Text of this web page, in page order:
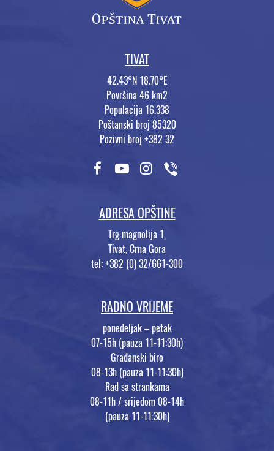
TIVAT
42.43°N 18.70°E
Površina 46 km2
Populacija 16.338
Poštanski broj 85320
Pozivni broj +382 32
ADRESA OPŠTINE
Trg magnolija 1,
Tivat, Crna Gora
tel: +382 (0) 32/661-300
RADNO VRIJEME
ponedeljak – petak
07-15h (pauza 11-11:30h)
Građanski biro
08-13h (pauza 11-11:30h)
Rad sa strankama
08-11h / srijedom 08-14h
(pauza 11-11:30h)